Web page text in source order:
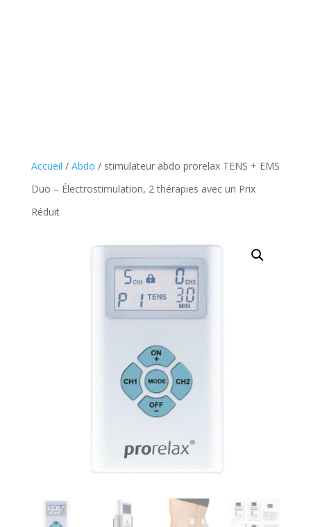
Accueil / Abdo / stimulateur abdo prorelax TENS + EMS
Duo – Électrostimulation, 2 thérapies avec un Prix
Réduit